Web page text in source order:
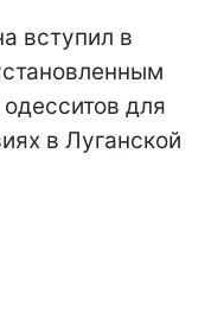
вступил в
для
в Луганской